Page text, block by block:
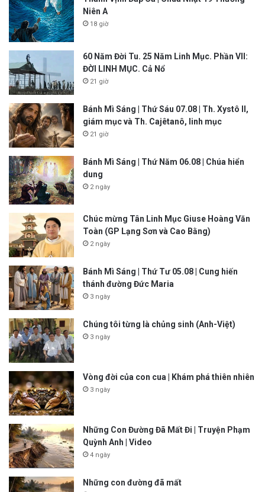
Niên A
18 giờ
60 Năm Đời Tu. 25 Năm Linh Mục. Phần VII:
ĐỜI LINH MỤC. Cả Nổ
21 giờ
Bánh Mì Sáng | Thứ Sáu 07.08 | Th. Xystô II,
giám mục và Th. Cajêtanô, linh mục
21 giờ
Bánh Mì Sáng | Thứ Năm 06.08 | Chúa hiển
dung
2 ngày
Chúc mừng Tân Linh Mục Giuse Hoàng Văn
Toàn (GP Lạng Sơn và Cao Bằng)
2 ngày
Bánh Mì Sáng | Thứ Tư 05.08 | Cung hiến
thánh đường Đức Maria
3 ngày
Chúng tôi từng là chủng sinh (Anh-Việt)
3 ngày
Vòng đời của con cua | Khám phá thiên nhiên
3 ngày
Những Con Đường Đã Mất Đi | Truyện Phạm
Quỳnh Anh | Video
4 ngày
Những con đường đã mất